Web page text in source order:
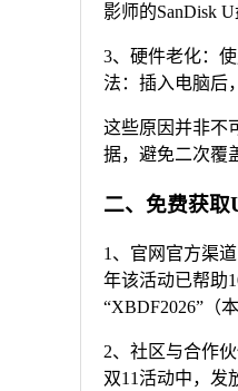
影师的SanDisk
3、硬件老化：
法：插入电脑后
这些原因并非不
据，避免二次覆
二、免费获取
1、官网官方渠
年该活动已帮助
“XBDF2026”（
2、社区与合作
双11活动中，发